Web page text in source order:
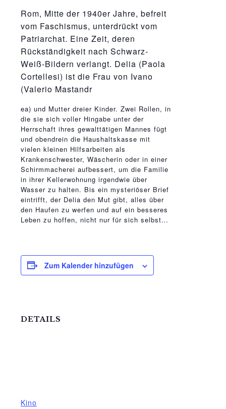
Rom, Mitte der 1940er Jahre, befreit
vom Faschismus, unterdrückt vom
Patriarchat. Eine Zeit, deren
Rückständigkeit nach Schwarz-
Weiß-Bildern verlangt. Delia (Paola
Cortellesi) ist die Frau von Ivano
(Valerio Mastandr
relaisvih12
ea) und Mutter dreier Kinder. Zwei Rollen, in
die sie sich voller Hingabe unter der
Herrschaft ihres gewalttätigen Mannes fügt
und obendrein die Haushaltskasse mit
vielen kleinen Hilfsarbeiten als
Krankenschwester, Wäscherin oder in einer
Schirmmacherei aufbessert, um die Familie
in ihrer Kellerwohnung irgendwie über
Wasser zu halten. Bis ein mysteriöser Brief
eintrifft, der Delia den Mut gibt, alles über
den Haufen zu werfen und auf ein besseres
Leben zu hoffen, nicht nur für sich selbst…
Zum Kalender hinzufügen
DETAILS
Kino